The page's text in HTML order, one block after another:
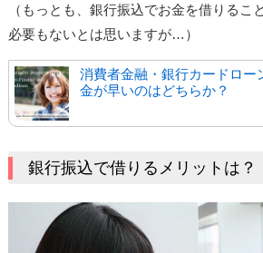
（もっとも、銀行振込でお金を借りるこ
必要もないとは思いますが…）
消費者金融・銀行カードロー
金が早いのはどちらか？
銀行振込で借りるメリットは？